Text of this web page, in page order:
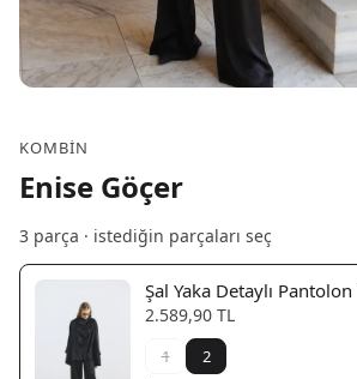
KOMBIN
Enise Göçer
3 parça · istediğin parçaları seç
Şal Yaka Detaylı Pantolon
2.589,90 TL
1 2